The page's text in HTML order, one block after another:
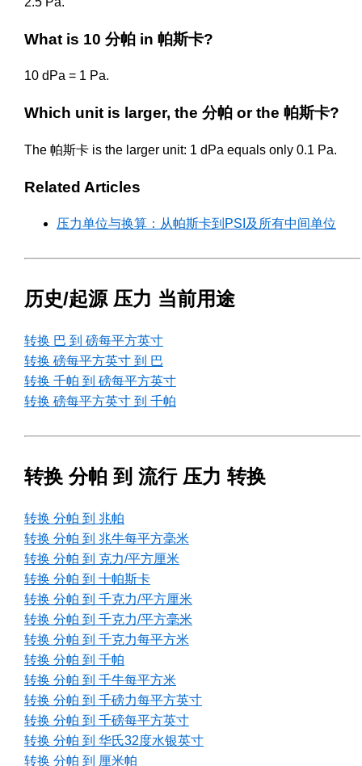
What is 10 分帕 in 帕斯卡?
10 dPa = 1 Pa.
Which unit is larger, the 分帕 or the 帕斯卡?
The 帕斯卡 is the larger unit: 1 dPa equals only 0.1 Pa.
Related Articles
压力单位与换算：从帕斯卡到PSI及所有中间单位
历史/起源 压力 当前用途
转换 巴 到 磅每平方英寸
转换 磅每平方英寸 到 巴
转换 千帕 到 磅每平方英寸
转换 磅每平方英寸 到 千帕
转换 分帕 到 流行 压力 转换
转换 分帕 到 兆帕
转换 分帕 到 兆牛每平方毫米
转换 分帕 到 克力/平方厘米
转换 分帕 到 十帕斯卡
转换 分帕 到 千克力/平方厘米
转换 分帕 到 千克力/平方毫米
转换 分帕 到 千克力每平方米
转换 分帕 到 千帕
转换 分帕 到 千牛每平方米
转换 分帕 到 千磅力每平方英寸
转换 分帕 到 千磅每平方英寸
转换 分帕 到 华氏32度水银英寸
转换 分帕 到 厘米帕